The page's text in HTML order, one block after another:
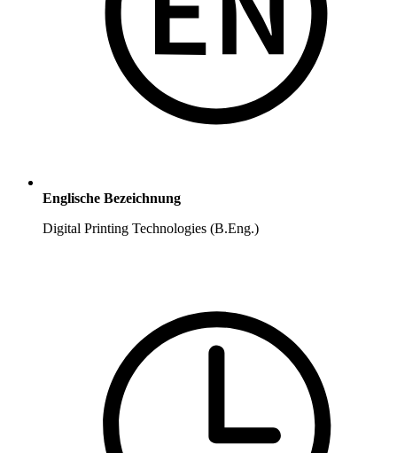
Englische Bezeichnung
Digital Printing Technologies (B.Eng.)